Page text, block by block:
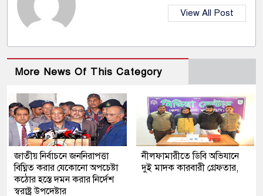
View All Post
More News Of This Category
জাতীয় নির্বাচনে জননিরাপত্তা
বিঘ্নিত করার যেকোনো অপচেষ্টা
কঠোর হস্তে দমন করার নির্দেশ
স্বরাষ্ট্র উপদেষ্টার
নীলফামারীতে ডিবি অভিযানে
দুই মাদক কারবারী গ্রেফতার,